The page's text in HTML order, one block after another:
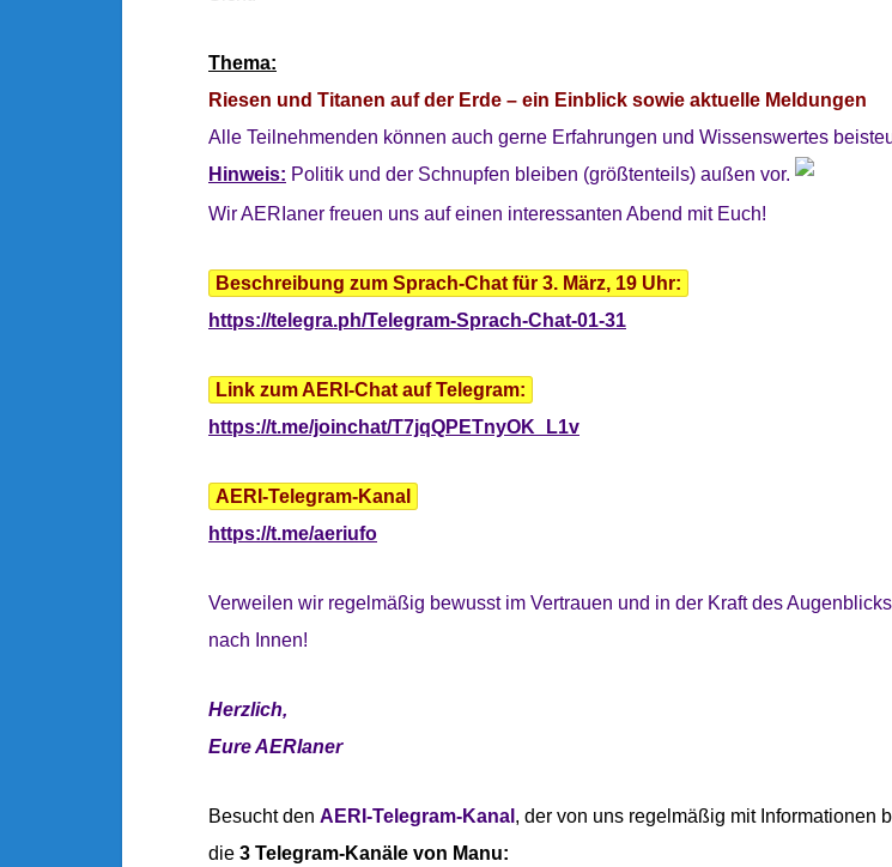
Thema:
Riesen und Titanen auf der Erde – ein Einblick sowie aktuelle Meldungen
Alle Teilnehmenden können auch gerne Erfahrungen und Wissenswertes
Hinweis: Politik und der Schnupfen bleiben (größtenteils) außen vor.
Wir AERIaner freuen uns auf einen interessanten Abend mit Euch!
Beschreibung zum Sprach-Chat für 3. März, 19 Uhr:
https://telegra.ph/Telegram-Sprach-Chat-01-31
Link zum AERI-Chat auf Telegram:
https://t.me/joinchat/T7jqQPETnyOK_L1v
AERI-Telegram-Kanal
https://t.me/aeriufo
Verweilen wir regelmäßig bewusst im Vertrauen und in der Kraft des
nach Innen!
Herzlich,
Eure AERIaner
Besucht den AERI-Telegram-Kanal , der von uns regelmäßig mit Informationen
die 3 Telegram-Kanäle von Manu: